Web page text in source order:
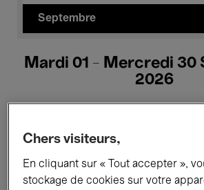
Septembre
Mardi 01 - Mercredi 30
2026
Tous les événements
Chers visiteurs,
En cliquant sur « Tout accepter »,
stockage de cookies sur votre